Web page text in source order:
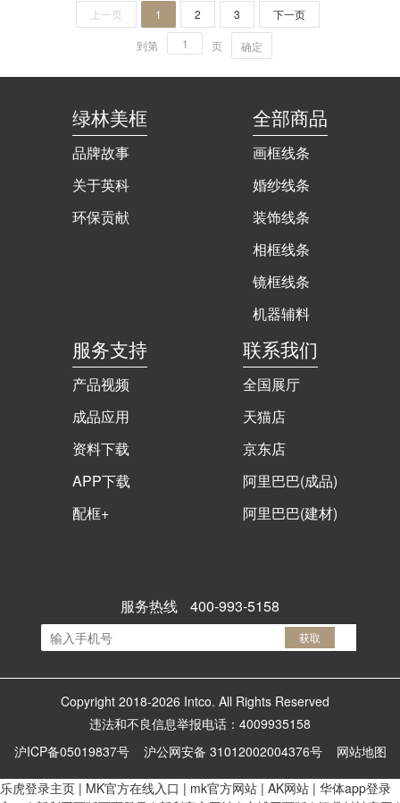
上一页 1 2 3 下一页
确定
绿林美框
环保贡献
全部商品
婚纱线条
机器辅料
服务支持
资料下载
联系我们
阿里巴巴(成品)
阿里巴巴(建材)
Copyright 2018-2026Intco. All Rights Reserved
违法和不良信息举报电话：4009935158